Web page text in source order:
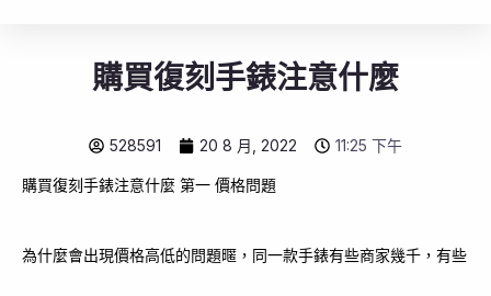
購買復刻手錶注意什麼
528591 20 8 月, 2022 11:25 下午
購買復刻手錶注意什麼 第一 價格問題
為什麼會出現價格高低的問題暱，同一款手錶有些商家幾千，有些